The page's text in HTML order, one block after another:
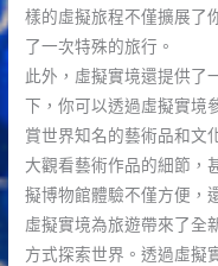
樣的虛擬旅程不僅擴展了
了一次特殊的旅行。
此外，虛擬實境還提供了
下，你可以透過虛擬實境
賞世界知名的藝術品和文
大觀看藝術作品的細節，
擬博物館體驗不僅方便，
虛擬實境為旅遊帶來了全
方式探索世界。透過虛擬